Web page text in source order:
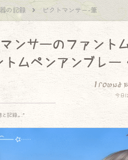
の記録 ピクトマンサー-筆
ンサーのファント
トムペンアンブレー
I found
今日
と記録.｡.:*